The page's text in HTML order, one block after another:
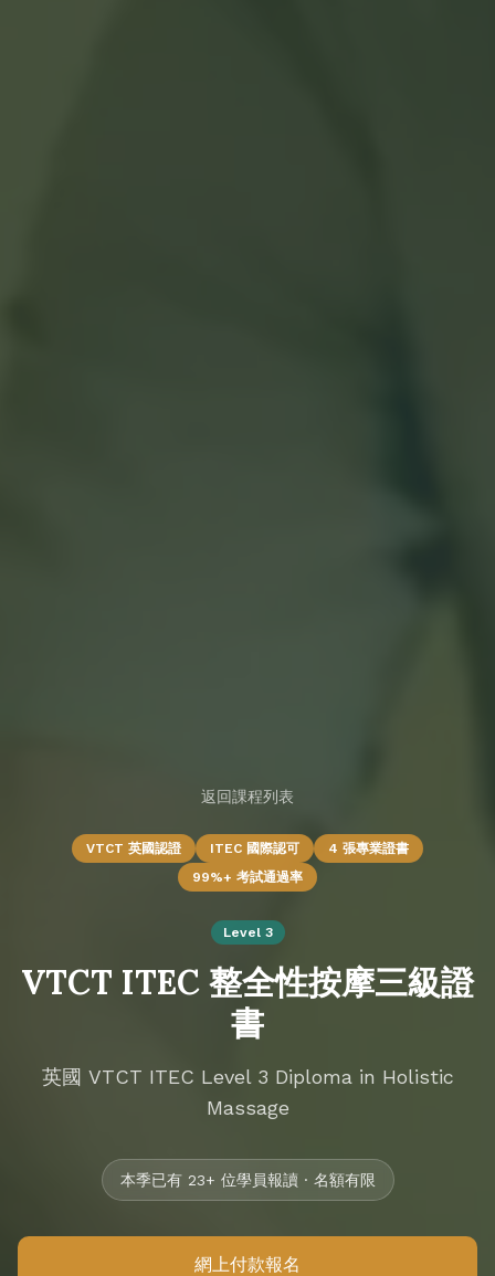
返回課程列表
VTCT 英國認證 ITEC 國際認可
4 張專業證書
99%+ 考試通過率
Level 3
VTCT ITEC 整全性按摩三級證
書
英國 VTCT ITEC Level 3 Diploma in Holistic
Massage
本季已有 23+ 位學員報讀 · 名額有限
網上付款報名